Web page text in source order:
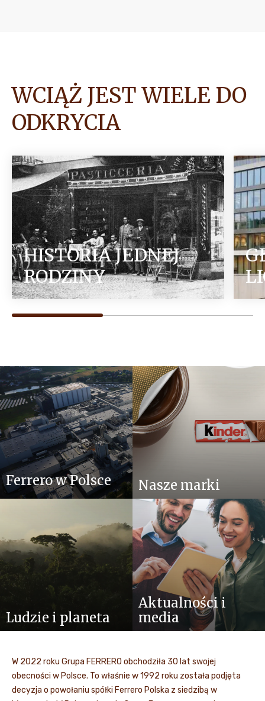
WCIĄŻ JEST WIELE DO
ODKRYCIA
HISTORIA JEDNEJ
RODZINY
Ferrero w Polsce Nasze marki
Ludzie i planeta
Aktualności i
media
W 2022 roku Grupa FERRERO obchodziła 30 lat swojej
obecności w Polsce. To właśnie w 1992 roku została podjęta
decyzja o powołaniu spółki Ferrero Polska z siedzibą w